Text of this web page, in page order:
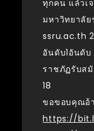
ทุกคน แล้วเ
มหาวิทยาลั
ssru.ac.th
อันดับ1อันดั
ราชภัฏรับส
18
ขอขอบคุณอ้
https://